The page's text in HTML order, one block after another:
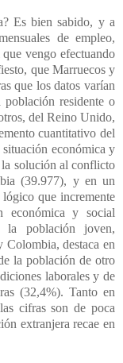
Es bien sabido, y a
de empleo,
vengo efectuando
que Marruecos y
que los datos varían
población residente o
del Reino Unido,
cuantitativo del
económica y
solución al conflicto
(39.977), y en un
que incremente
económica y social
la población joven,
Colombia, destaca en
la población de otro
laborales y de
(32,4%). Tanto en
cifras son de poca
extranjera recae en